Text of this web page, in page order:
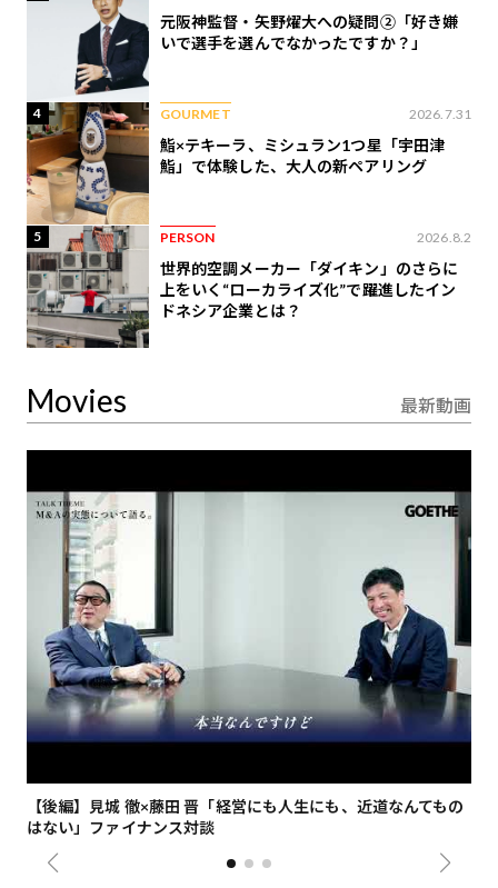
元阪神監督・矢野燿大への疑問②「好き嫌
いで選手を選んでなかったですか？」
4 GOURMET 2026.7.31
鮨×テキーラ、ミシュラン1つ星「宇田津
鮨」で体験した、大人の新ペアリング
5 PERSON 2026.8.2
世界的空調メーカー「ダイキン」のさらに
上をいく“ローカライズ化”で躍進したイン
ドネシア企業とは？
Movies 最新動画
【後編】見城 徹×藤田 晋「経営にも人生にも、近道なんてもの
はない」ファイナンス対談